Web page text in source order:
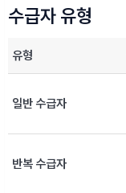
수급자 유형
유형
일반 수급자
반복 수급자